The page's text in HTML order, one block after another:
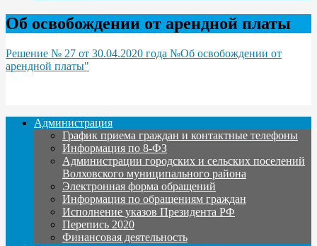
Об освобождении от арендной платы
Решение № 27 от 30.04.2020 года №Об освобождении от
арендной платы"
Администрация
График приема граждан и контактные телефоны
Информация по 8-ФЗ
Администрации городских и сельских поселений
Волховского муниципального района
Электронная форма обращений
Информация по обращениям граждан
Исполнение указов Президента РФ
Перепись 2020
Финансовая деятельность